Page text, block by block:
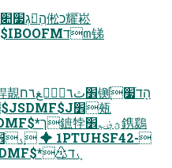
׾⢪欽׃׋ِصحزذأز׾$JSDMF$*♳ד⹛ַׅ